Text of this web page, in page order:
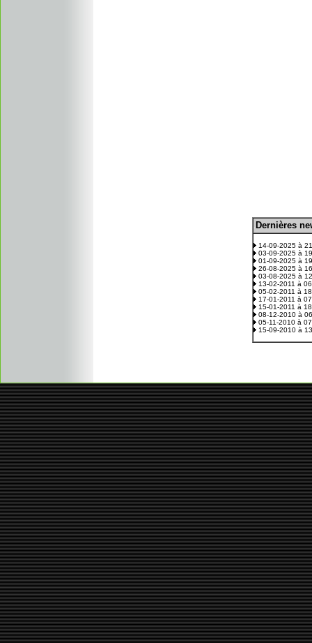
Dernières
14-09-2025 à
03-09-2025 à
01-09-2025 à
26-08-2025 à
03-08-2025 à
13-02-2011 à
05-02-2011 à
17-01-2011 à
15-01-2011 à
08-12-2010 à
05-11-2010 à
15-09-2010 à